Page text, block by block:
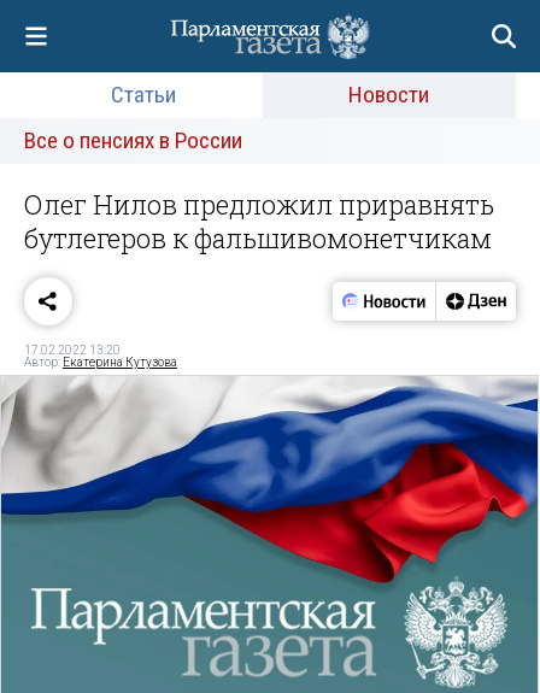
Статьи
Новости
Все о пенсиях в России
Олег Нилов предложил приравнять
бутлегеров к фальшивомонетчикам
17.02.2022 13:20
Автор: Екатерина Кутузова